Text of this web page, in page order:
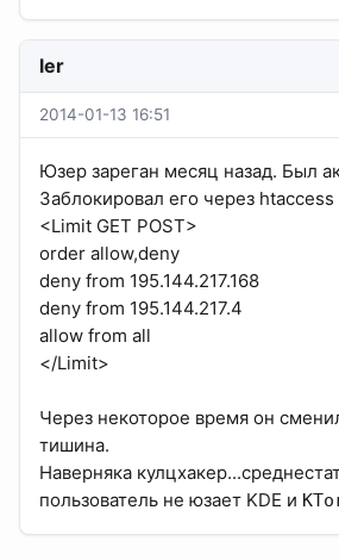
ler
2014-01-13 16:51
Юзер зареган месяц назад. Был
Заблокировал его через htaccess
<Limit GET POST>
order allow,deny
deny from 195.144.217.168
deny from 195.144.217.4
allow from all
</Limit>
Через некоторое время он
тишина.
Наверняка
пользователь не юзает KDE и